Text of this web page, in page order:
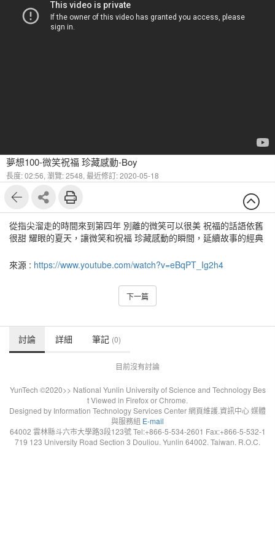
夢想100-微笑祝福 珍藏感動-Boy
長度: 02:56, 瀏覽: 2548, 最近修訂: 2020-05-18
從指尖溜走的時間來到第四年 別離的微笑可以很美 祝福的話語依舊
很甜 耀眼的夏天，讓微笑和祝福 珍藏感動的瞬間，延續故事的經典
來源 : https://www.youtube.com/watch?v=eBqPT_Ig2h4
下一篇
討論 詳細 筆記 (0)
目前沒有討論
YunTech ©2020>> National Yunlin University of Science and Technology Bes
t Viewed in Firefox or Chrome.
Designed by Information Technology Services Center 網頁維護.資訊中心 媒體
與服務組 E-mail
64002 雲林縣斗六市大學路3段123號 Tel:+866-5-534-2601 Fax:+866-5-532-1
719 123 University Road Section 3 Douliou. Yunlin 64002. Taiwan. R.O.C.